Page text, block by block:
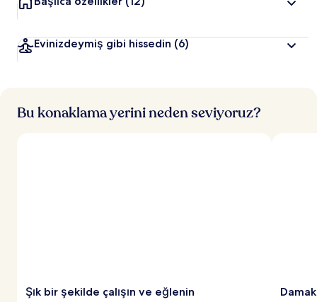
Evinizdeymiş gibi hissedin (6)
Bu konaklama yerini neden seviyoruz?
Şık bir şekilde çalışın ve eğlenin